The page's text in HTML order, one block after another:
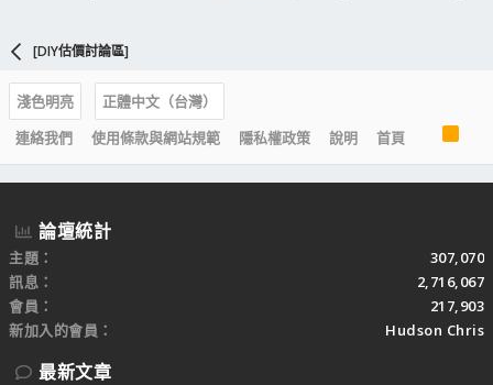
[DIY估價討論區]
淺色明亮
正體中文（台灣）
連絡我們
使用條款與網站規範 隱私權政策 說明 首頁
S
論壇統計
主題
307,070
訊息
2,716,067
會員
217,903
新加入的會員
Hudson Chris
最新文章